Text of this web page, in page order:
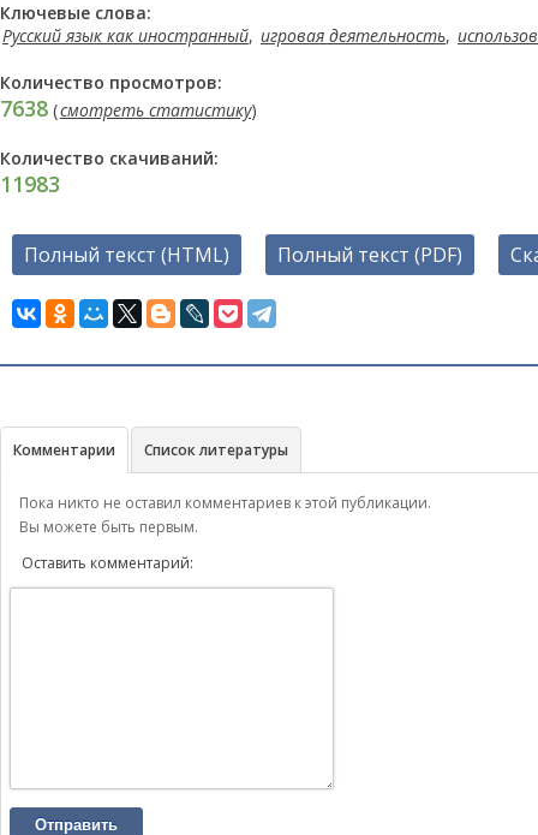
Ключевые слова:
Русский язык как иностранный, игровая деятельность,
Количество просмотров:
7638 (смотреть статистику)
Количество скачиваний:
11983
Полный текст (HTML) Полный текст (PDF)
Комментарии Список литературы
Пока никто не оставил комментариев к этой публикации.
Вы можете быть первым.
Оставить комментарий:
Отправить